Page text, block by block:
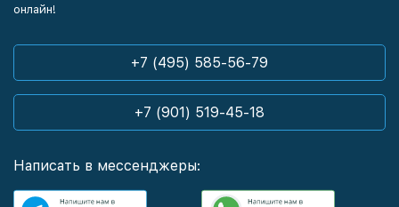
онлайн!
+7 (495) 585-56-79
+7 (901) 519-45-18
Написать в мессенджеры: